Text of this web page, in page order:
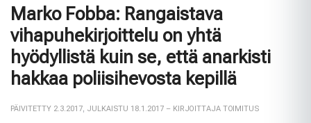
luontoon Kazakstanissa 70 vuoteen
09:30
ULKOMAAT —
Puutarhasta pöytään: Ruotsin elokuun
sato
14:56
ULKOMAAT —
Puola ja Yhdysvallat neuvottelevat
pysyvistä sotilastukikohdista
Marko Fobba: Rangaistava
vihapuhekirjoittelu on yhtä
hyödyllistä kuin se, että anarkisti
hakkaa poliisihevosta kepillä
PÄIVITETTY 2.3.2017 JULKAISTU 18.1.2017 – KIRJOITTAJA TOIMITUS